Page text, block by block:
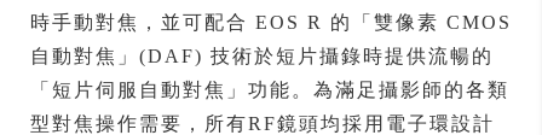
時手動對焦，並可配合 EOS R 的「雙像素 CMOS
自動對焦」(DAF) 技術於短片攝錄時提供流暢的
「短片伺服自動對焦」功能。為滿足攝影師的各類
型對焦操作需要，所有RF鏡頭均採用電子環設計